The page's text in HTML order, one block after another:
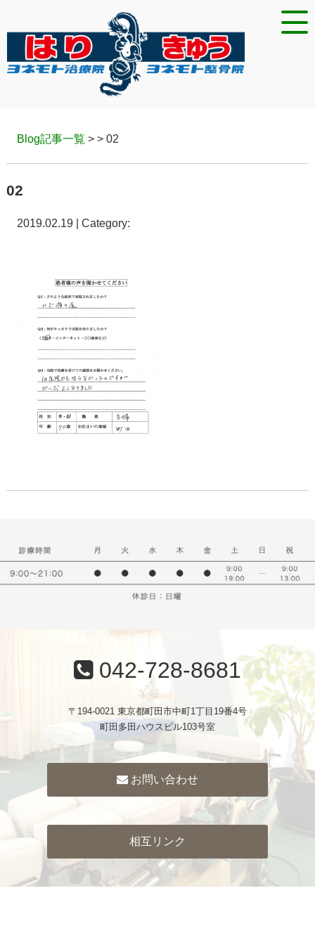
Blog記事一覧 > > 02
02
2019.02.19 | Category:
042-728-8681
〒194-0021 東京都町田市中町1丁目19番4号
町田多田ハウスビル103号室
お問い合わせ
相互リンク